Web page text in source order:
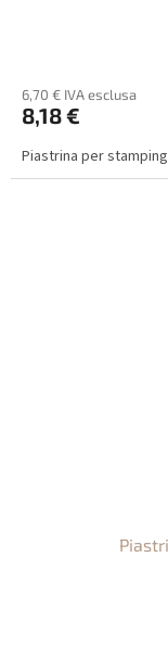
6,70 € IVA esclusa
8,18 €
Piastrina per stamping